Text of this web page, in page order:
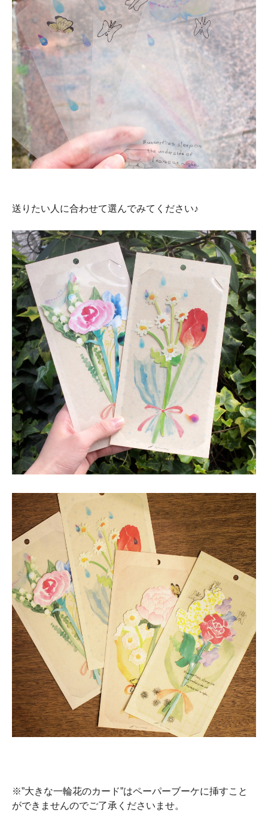
送りたい人に合わせて選んでみてください♪
※”大きな一輪花のカード”はペーパーブーケに挿すこと
ができませんのでご了承くださいませ。